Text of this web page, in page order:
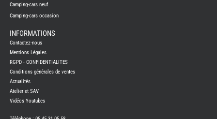
NEUFS
CAMPING-
CAMPING-
BENIMAR
CAMPING-
CARADO
CAMPING-
ITINEO
Camping-cars neuf
Camping-cars occasion
INFORMATIONS
Contactez-nous
Mentions Légales
RGPD - CONFIDENTIALITES
Conditions générales de ventes
Actualités
Atelier et SAV
Vidéos Youtubes